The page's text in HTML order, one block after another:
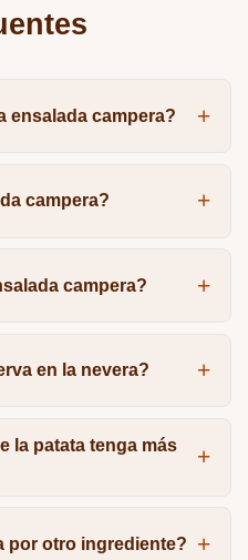
ensalada campera?
campera?
campera?
en la nevera?
la patata tenga más
por otro ingrediente?